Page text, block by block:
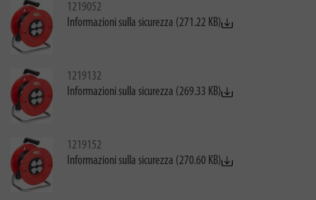
1219052
Informazioni sulla sicurezza (271.22 KB)
1219132
Informazioni sulla sicurezza (269.33 KB)
1219152
Informazioni sulla sicurezza (270.60 KB)